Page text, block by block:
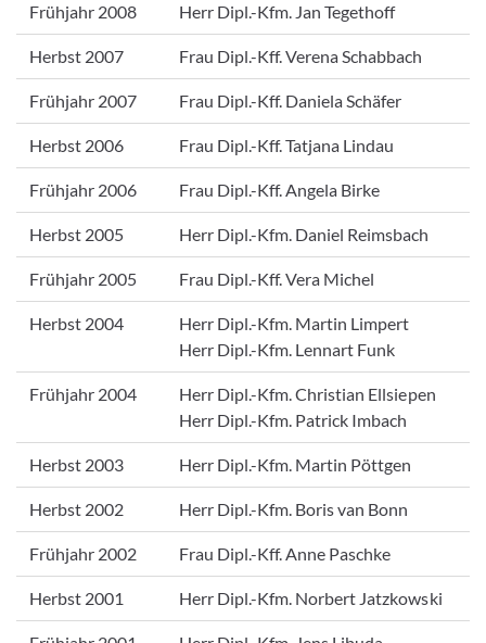
Frühjahr 2008 Herr Dipl.-Kfm. Jan Tegethoff
Herbst 2007 Frau Dipl.-Kff. Verena Schabbach
Frühjahr 2007 Frau Dipl.-Kff. Daniela Schäfer
Herbst 2006 Frau Dipl.-Kff. Tatjana Lindau
Frühjahr 2006 Frau Dipl.-Kff. Angela Birke
Herbst 2005 Herr Dipl.-Kfm. Daniel Reimsbach
Frühjahr 2005 Frau Dipl.-Kff. Vera Michel
Herbst 2004
Herr Dipl.-Kfm. Martin Limpert
Herr Dipl.-Kfm. Lennart Funk
Frühjahr 2004
Herr Dipl.-Kfm. Christian Ellsiepen
Herr Dipl.-Kfm. Patrick Imbach
Herbst 2003 Herr Dipl.-Kfm. Martin Pöttgen
Herbst 2002 Herr Dipl.-Kfm. Boris van Bonn
Frühjahr 2002 Frau Dipl.-Kff. Anne Paschke
Herbst 2001 Herr Dipl.-Kfm. Norbert Jatzkowski